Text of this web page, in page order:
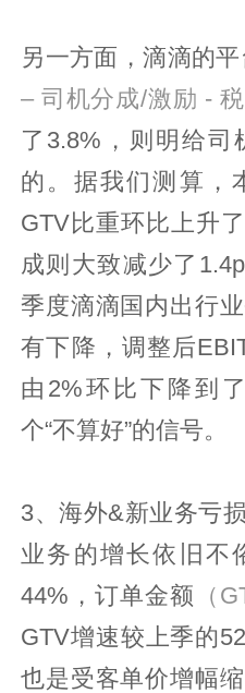
另一方面，滴滴的
– 司机分成/激励 -
了3.8%， 则明给司
的。据我们测算，
GTV比重环比上升
成则大致减少了
季度滴滴国内出行
有下降，调整后
由2%环比下降到
个“不算好”的信号。
3、海外&新业务亏
业务的增长依旧不
44%，订单金额 （
GTV增速较上季的
也是受客单价增幅